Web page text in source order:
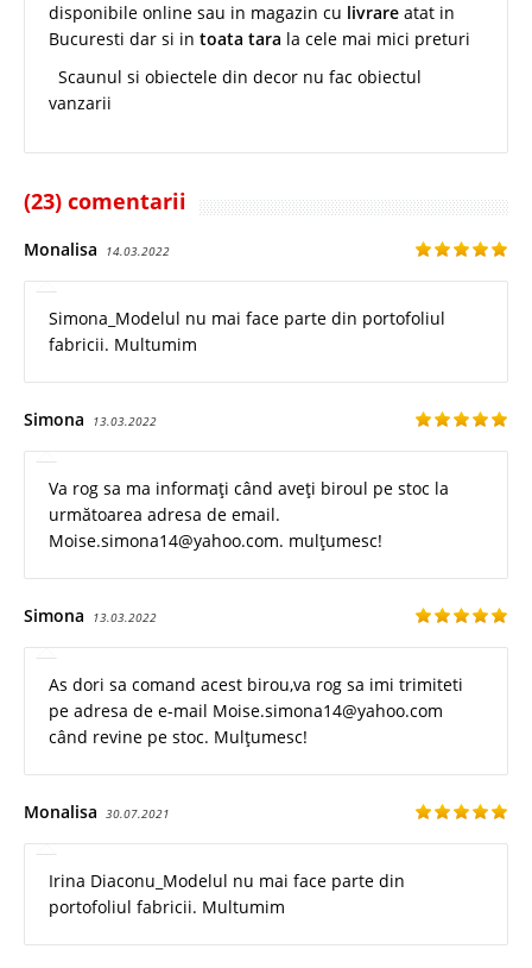
disponibile online sau in magazin cu livrare atat in
Bucuresti dar si in toata tara la cele mai mici preturi
Scaunul si obiectele din decor nu fac obiectul
vanzarii
(23) comentarii
Monalisa 14.03.2022
Simona_Modelul nu mai face parte din portofoliul
fabricii. Multumim
Simona 13.03.2022
Va rog sa ma informați când aveți biroul pe stoc la
următoarea adresa de email.
Moise.simona14@yahoo.com. mulțumesc!
Simona 13.03.2022
As dori sa comand acest birou,va rog sa imi trimiteti
pe adresa de e-mail Moise.simona14@yahoo.com
când revine pe stoc. Mulțumesc!
Monalisa 30.07.2021
Irina Diaconu_Modelul nu mai face parte din
portofoliul fabricii. Multumim